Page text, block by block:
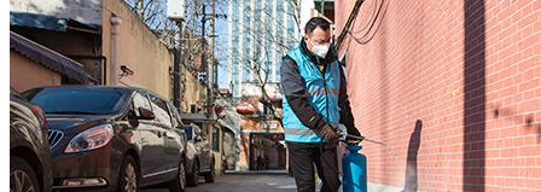
触到各类消毒剂，配制消
甚至在96孔平板上进行安
类病毒的中和试剂，安全